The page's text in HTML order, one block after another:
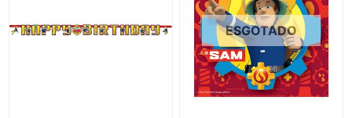
ESGOTADO